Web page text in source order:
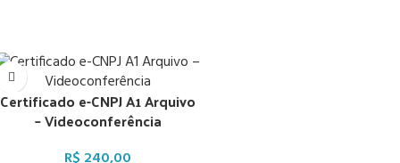
Certificado e-CNPJ A1 Arquivo
– Videoconferência